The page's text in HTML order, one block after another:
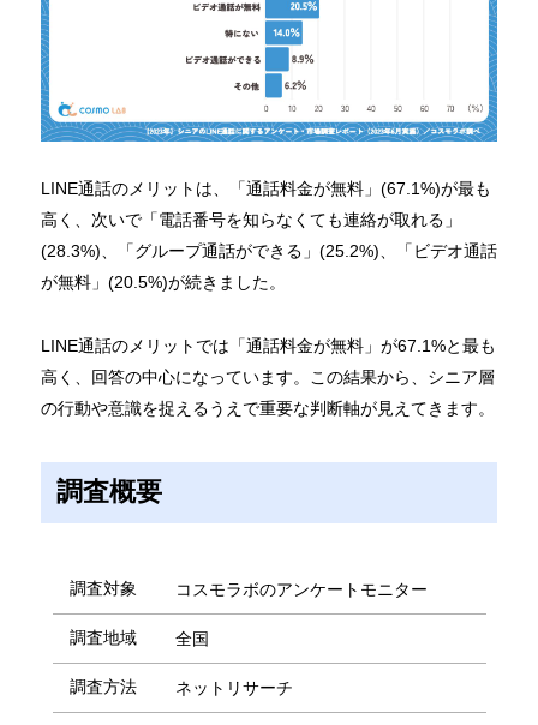
LINE通話のメリットは、「通話料金が無料」(67.1%)が最も
高く、次いで「電話番号を知らなくても連絡が取れる」
(28.3%)、「グループ通話ができる」(25.2%)、「ビデオ通話
が無料」(20.5%)が続きました。
LINE通話のメリットでは「通話料金が無料」が67.1%と最も
高く、回答の中心になっています。この結果から、シニア層
の行動や意識を捉えるうえで重要な判断軸が見えてきます。
調査概要
調査対象 コスモラボのアンケートモニター
調査地域 全国
調査方法 ネットリサーチ